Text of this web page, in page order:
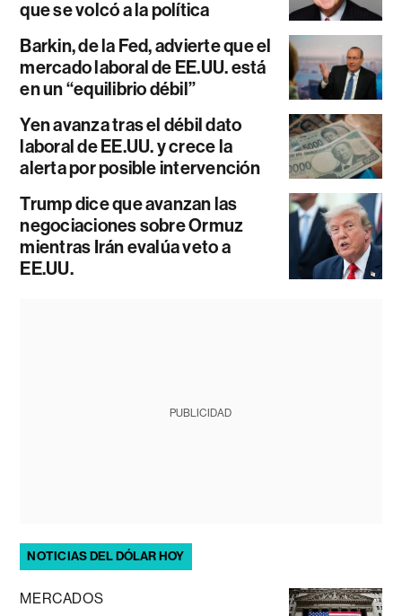
que se volcó a la política
Barkin, de la Fed, advierte que el
mercado laboral de EE.UU. está
en un “equilibrio débil”
Yen avanza tras el débil dato
laboral de EE.UU. y crece la
alerta por posible intervención
Trump dice que avanzan las
negociaciones sobre Ormuz
mientras Irán evalúa veto a
EE.UU.
PUBLICIDAD
NOTICIAS DEL DÓLAR HOY
MERCADOS